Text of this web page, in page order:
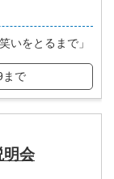
いをとるまで」
まで
明会